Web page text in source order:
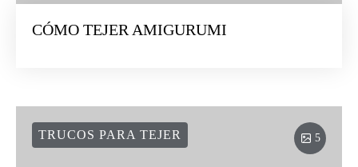
CÓMO TEJER AMIGURUMI
5
TRUCOS PARA TEJER